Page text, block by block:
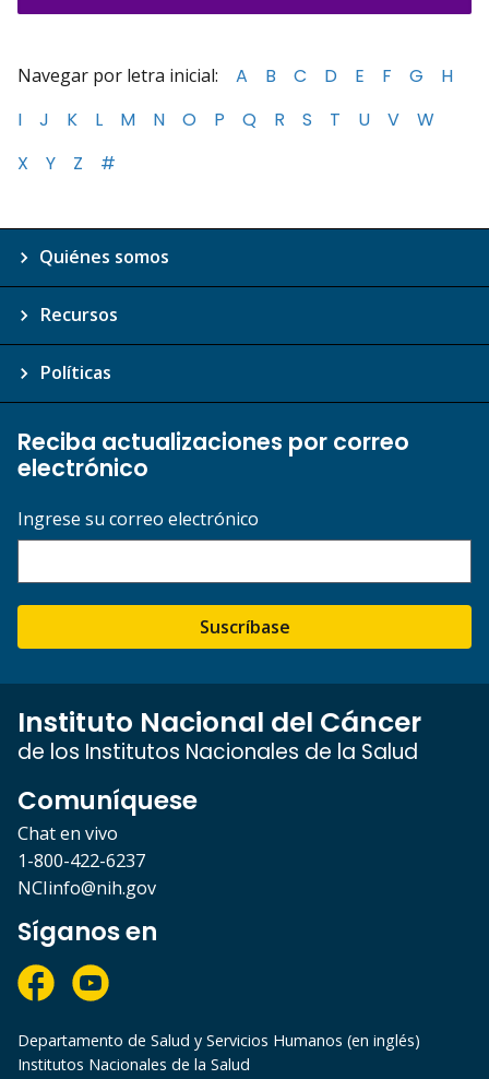
Navegar por letra inicial: A B C D E F G
H
I
J K L M N O P Q R S T U V
W
X
Y Z #
Quiénes somos
Recursos
Políticas
Reciba actualizaciones por correo
electrónico
Ingrese su correo electrónico
Suscríbase
Instituto Nacional del Cáncer
de los Institutos Nacionales de la Salud
Comuníquese
Chat en vivo
1-800-422-6237
NCIinfo@nih.gov
Síganos en
Departamento de Salud y Servicios Humanos (en inglés)
Institutos Nacionales de la Salud